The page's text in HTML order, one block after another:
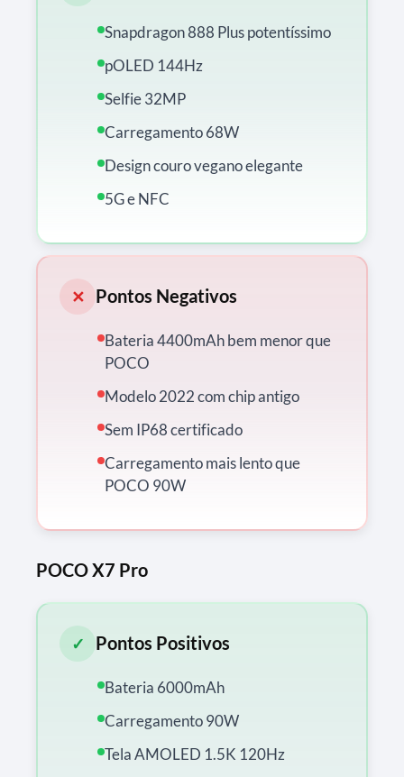
Snapdragon 888 Plus potentíssimo
pOLED 144Hz
Selfie 32MP
Carregamento 68W
Design couro vegano elegante
5G e NFC
✕ Pontos Negativos
Bateria 4400mAh bem menor que
POCO
Modelo 2022 com chip antigo
Sem IP68 certificado
Carregamento mais lento que
POCO 90W
POCO X7 Pro
✓ Pontos Positivos
Bateria 6000mAh
Carregamento 90W
Tela AMOLED 1.5K 120Hz